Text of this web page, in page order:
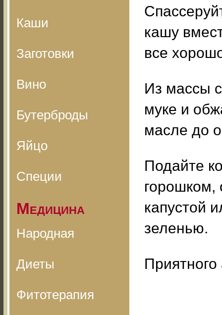
Каши
Заготовки
Вино
Бутерброды
Яйцо
Специи
Медицина
Народная
Диеты
Фитотерапия
кашу
все
Из массы
муке и
масле до
Подайте
горошком,
капустой
зеленью.
Приятного